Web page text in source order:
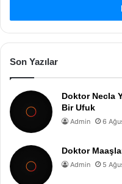
Son Yazılar
Doktor Necla
Bir Ufuk
Admin 6
Doktor
Admin 5